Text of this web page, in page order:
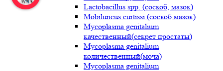
Lactobacillus spp. (соскоб, мазок)
Mobiluncus curtissi (соскоб,мазок)
Mycoplasma genitalium
качественный(секрет простаты)
Mycoplasma genitalium
количественный(моча)
Mycoplasma genitalium